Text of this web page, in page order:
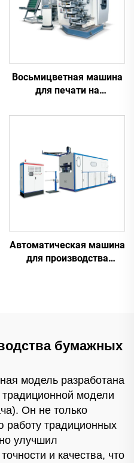
Восьмицветная машина
для печати на
стаканчиках
Автоматическая машина
для производства
бумажных
модель разработана
традиционной модели
Он не только
работу традиционных
улучшил
и качества, что